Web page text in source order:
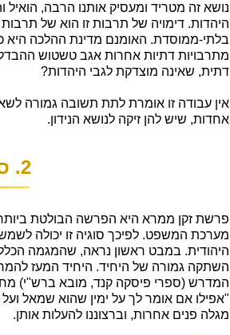
נושא זה מטריד ומעסיק אותנו הרבה,
היהדות. דימויה של תרבות זו הוא של
בלתי-ממוסדת. האומנם מדינת ההלכה היא
מתרבויות דתיות אחרות אגב טשטוש
דתית, שאינה מוצדקת לגבי היהדות?
אין עבודה זו אומרת לתת תשובה גמורה
אחדות, שיש להן זיקה לנושא הנידון.
2. סוגיית זקן ממרא
פרשת זקן ממרא היא הפרשה הבולטת
מערכת המשפט. לפיכך סוגיה זו יכולה
היהודית. במבט ראשון נראה, שהמגמה
השתקה גמורה של היחיד. היחיד המעז
המדרש (ספרי פיסקה קנד, מובא ברש"י)
"אפילו אם אומר לך על ימין שהוא שמאל
מגלה פנים אחרות, וברצוננו להעלות אותן.